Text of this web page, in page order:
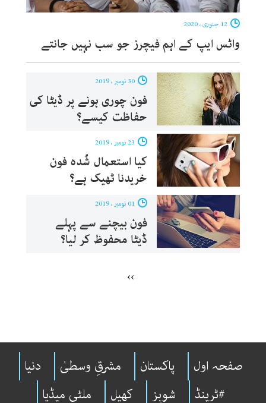
واٹس ایپ کے اہم فیچرز جو سب نہیں جانتے
فون چوری ہونے پر ڈیٹا کی
حفاظت کیسے؟
کیا استعمال شُدہ فون
خریدنا ٹھیک ہے؟
فون بیچنے سے پہلے
ڈیٹا محفوظ کر لیا؟
››
صفحہ اول پاکستان مشرقِ وسطیٰ
دنیا
#ٹرینڈ
شوبِز کھیل ملٹی میڈیا